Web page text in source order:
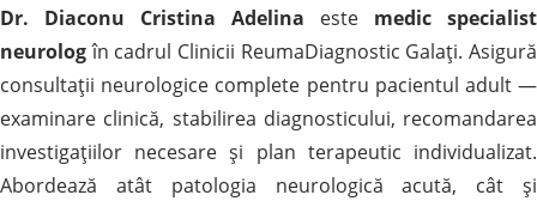
Dr. Diaconu Cristina Adelina este medic specialist
neurologîn cadrul Clinicii ReumaDiagnostic Galați. Asigură
consultații neurologice complete pentru pacientul adult —
examinare clinică, stabilirea diagnosticului, recomandarea
investigațiilor necesare și plan terapeutic individualizat.
Abordează atât patologia neurologică acută, cât și